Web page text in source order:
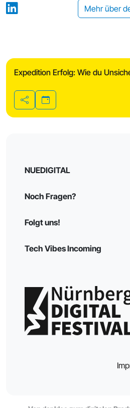
Mehr über
Teilen
NUEDIGITAL
Noch Fragen?
Folgt uns!
Tech Vibes Incoming